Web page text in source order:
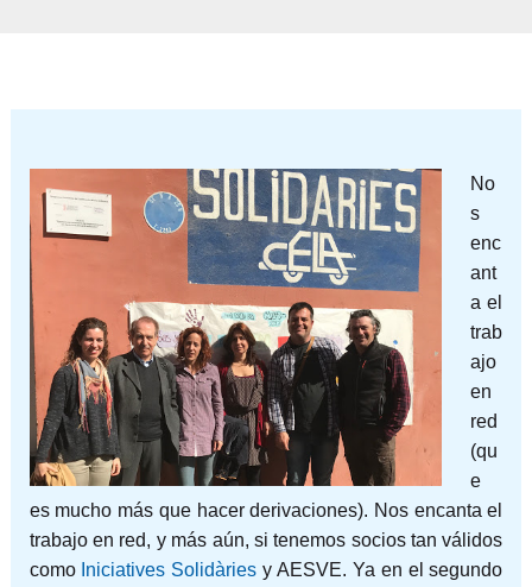
No
s
enc
ant
a el
trab
ajo
en
red
(qu
e
es mucho más que hacer derivaciones). Nos encanta el
trabajo en red, y más aún, si tenemos socios tan válidos
como Iniciatives Solidàries y AESVE. Ya en el segundo